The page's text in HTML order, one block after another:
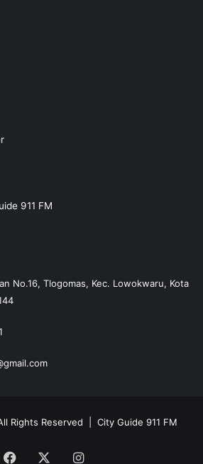
911 FM
No.16, Tlogomas, Kec. Lowokwaru, Kota
Rights Reserved | City Guide 911 FM
Facebook Instagram